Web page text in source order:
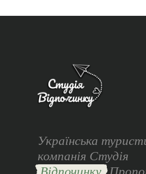
Українська
компанія Студія